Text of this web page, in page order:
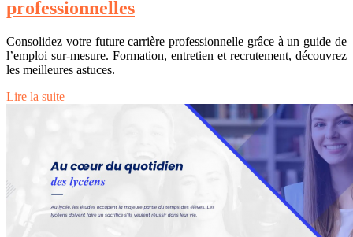
professionnelles
Consolidez votre future carrière professionnelle grâce à un guide de
l’emploi sur-mesure. Formation, entretien et recrutement, découvrez
les meilleures astuces.
Lire la suite